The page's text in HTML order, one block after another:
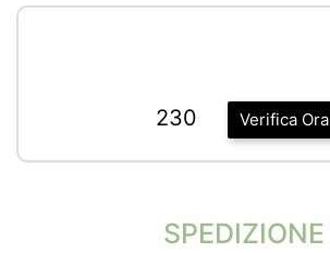
Verifica Ora
230
SPEDIZIONE